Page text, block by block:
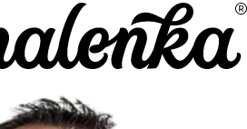
nám záleží
tie najlepšie služby.
od vás ale potrebujeme súhlas